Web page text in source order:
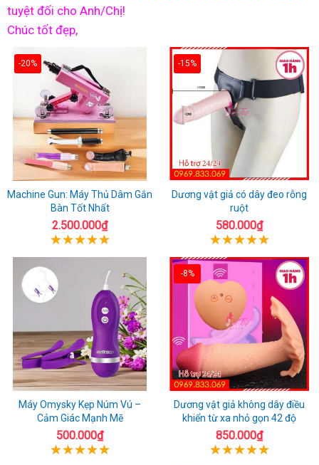
tuyệt đối cho Anh/Chị!
Chúc tốt đẹp,
-20%
Machine Gun: Máy Thủ Dâm Gắn
Bàn Tốt Nhất
2.500.000₫
-15%
Dương vật giả có dây đeo rỗng
ruột
580.000₫
Máy Omysky Kẹp Núm Vú –
Cảm Giác Mạnh Mẽ
500.000₫
-8%
Dương vật giả không dây điều
khiển từ xa nhỏ gọn 42 độ
850.000₫